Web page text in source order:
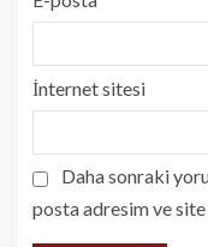
İnternet sitesi
Daha sonraki
posta adresim ve